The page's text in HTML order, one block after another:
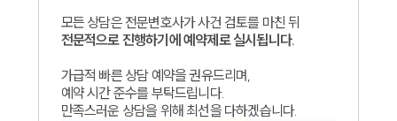
모든 상담은 전문변호사가 사건 검토를 마친 뒤
전문적으로 진행하기에 예약제로 실시됩니다.
가급적 빠른 상담 예약을 권유드리며,
예약 시간 준수를 부탁드립니다.
만족스러운 상담을 위해 최선을 다하겠습니다.